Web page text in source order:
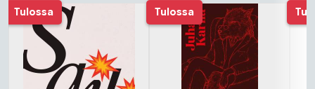
Tuoteluettelon alku
Tulossa Tulossa